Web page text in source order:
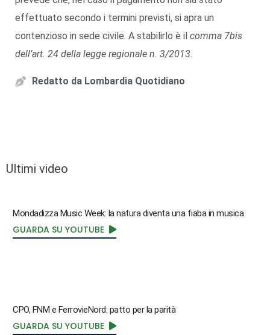
effettuato secondo i termini previsti, si apra un
contenzioso in sede civile. A stabilirlo è il comma 7bis
dell’art. 24 della legge regionale n. 3/2013.
Redatto da Lombardia Quotidiano
Ultimi video
Mondadizza Music Week: la natura diventa una fiaba in musica
GUARDA SU YOUTUBE
CPO, FNM e FerrovieNord: patto per la parità
GUARDA SU YOUTUBE